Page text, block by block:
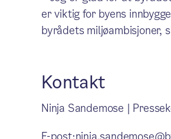
er viktig for byens
byrådets miljøambisjoner,
Kontakt
Ninja Sandemose |